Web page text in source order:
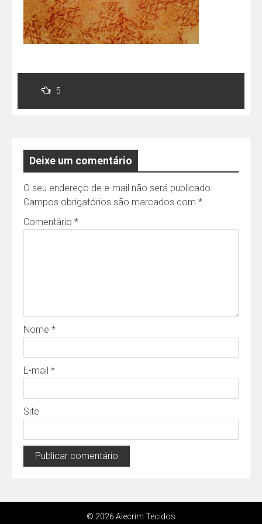
Navegação
Post
5
Deixe um comentário
O seu endereço de e-mail não será publicado.
Campos obrigatórios são marcados com *
Comentário *
Nome *
E-mail *
Site
© 2026 Alecrim Tecidos